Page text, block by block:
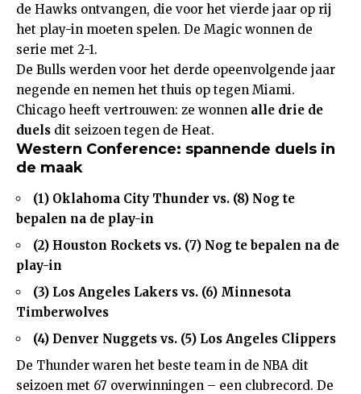
de Hawks ontvangen, die voor het vierde jaar op rij
het play-in moeten spelen. De Magic wonnen de
serie met 2-1.
De Bulls werden voor het derde opeenvolgende jaar
negende en nemen het thuis op tegen Miami.
Chicago heeft vertrouwen: ze wonnen alle drie de
duels dit seizoen tegen de Heat.
Western Conference: spannende duels in
de maak
(1) Oklahoma City Thunder vs. (8) Nog te
bepalen na de play-in
(2) Houston Rockets vs. (7) Nog te bepalen na de
play-in
(3) Los Angeles Lakers vs. (6) Minnesota
Timberwolves
(4) Denver Nuggets vs. (5) Los Angeles Clippers
De Thunder waren het beste team in de NBA dit
seizoen met 67 overwinningen – een clubrecord. De